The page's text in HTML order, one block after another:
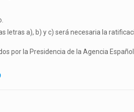
letras a), b) y c) será necesaria la
por la Presidencia de la Agencia